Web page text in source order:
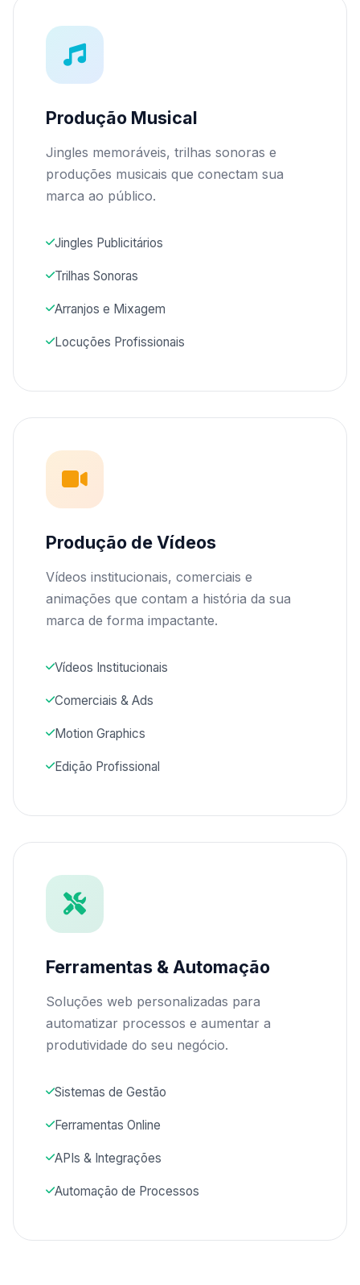
Produção Musical
Jingles memoráveis, trilhas sonoras e
produções musicais que conectam sua
marca ao público.
Jingles Publicitários
Trilhas Sonoras
Arranjos e Mixagem
Locuções Profissionais
Produção de Vídeos
Vídeos institucionais, comerciais e
animações que contam a história da sua
marca de forma impactante.
Vídeos Institucionais
Comerciais & Ads
Motion Graphics
Edição Profissional
Ferramentas & Automação
Soluções web personalizadas para
automatizar processos e aumentar a
produtividade do seu negócio.
Sistemas de Gestão
Ferramentas Online
APIs & Integrações
Automação de Processos